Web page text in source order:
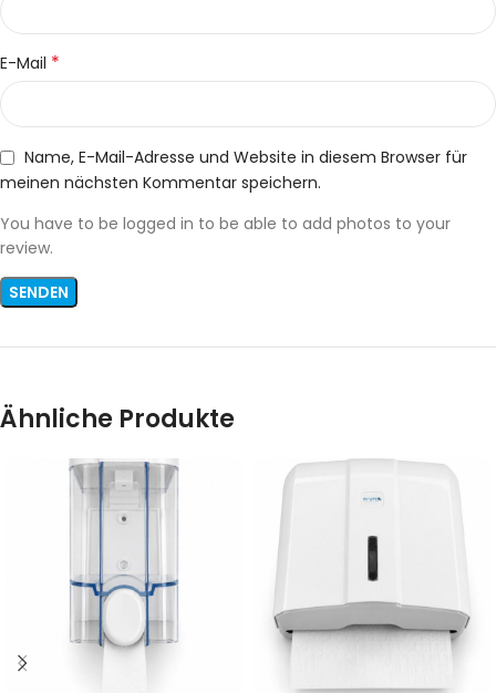
E-Mail *
Name, E-Mail-Adresse und Website in diesem Browser für
meinen nächsten Kommentar speichern.
You have to be logged in to be able to add photos to your
review.
Ähnliche Produkte